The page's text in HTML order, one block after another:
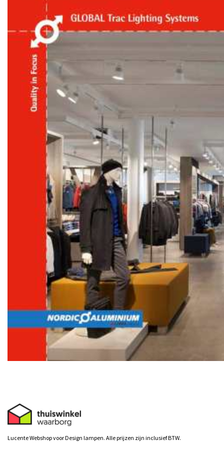
Lucente Webshop voor Design lampen. Alle prijzen zijn inclusief BTW.